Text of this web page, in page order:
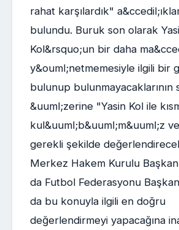
rahat karşılardık"
bulundu. Buruk son olarak
Kol&rsquo;un bir daha
y&ouml;netmemesiyle ilgili bir
bulunup bulunmayacaklarının
&uuml;zerine "Yasin Kol ile
kul&uuml;b&uuml;m&uuml;z ve
gerekli şekilde
Merkez Hakem Kurulu
da Futbol Federasyonu
da bu konuyla ilgili en doğru
değerlendirmeyi yapacağına